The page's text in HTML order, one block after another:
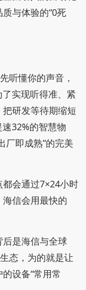
”的进化。支撑
海大模型”。不
拥有情绪、思考
落脚于不可逾越
面引入的自动化
与体验的“0死